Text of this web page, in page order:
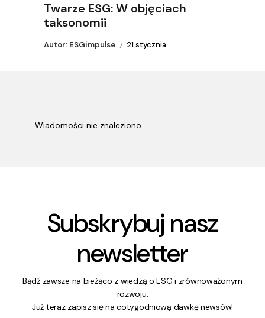
Twarze ESG: W objęciach
taksonomii
Autor: ESGimpulse 21 stycznia
Wiadomości nie znaleziono.
Subskrybuj nasz
newsletter
Bądź zawsze na bieżąco z wiedzą o ESG i zrównoważonym
rozwoju.
Już teraz zapisz się na cotygodniową dawkę newsów!